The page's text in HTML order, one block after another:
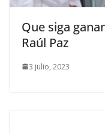
Que siga
Raúl Paz
3 julio, 2023